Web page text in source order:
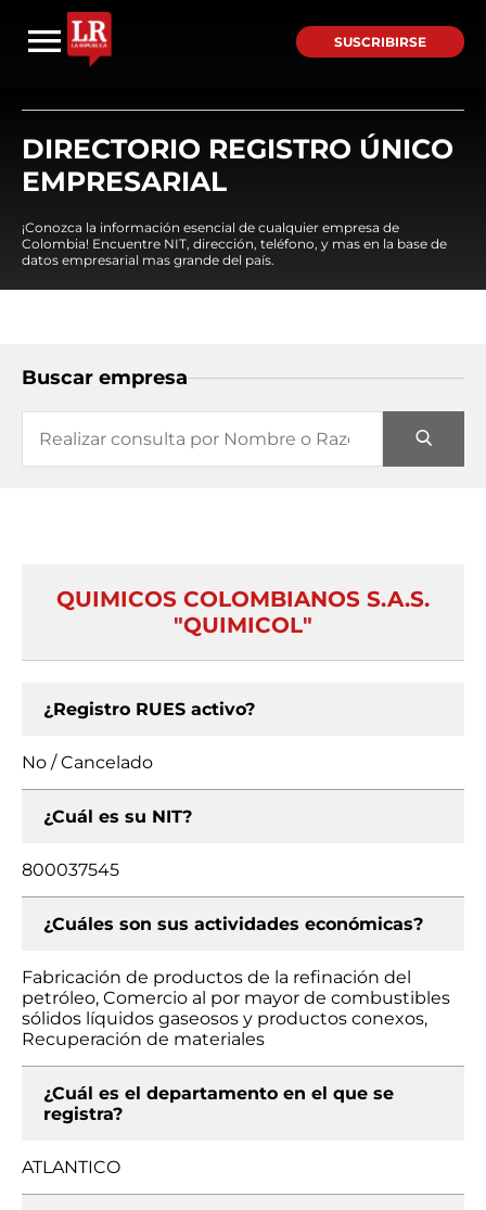
SUSCRIBIRSE
DIRECTORIO REGISTRO ÚNICO
EMPRESARIAL
¡Conozca la información esencial de cualquier empresa de
Colombia! Encuentre NIT, dirección, teléfono, y mas en la base de
datos empresarial mas grande del país.
Buscar empresa
QUIMICOS COLOMBIANOS S.A.S.
"QUIMICOL"
¿Registro RUES activo?
No / Cancelado
¿Cuál es su NIT?
800037545
¿Cuáles son sus actividades económicas?
Fabricación de productos de la refinación del
petróleo, Comercio al por mayor de combustibles
sólidos líquidos gaseosos y productos conexos,
Recuperación de materiales
¿Cuál es el departamento en el que se
registra?
ATLANTICO